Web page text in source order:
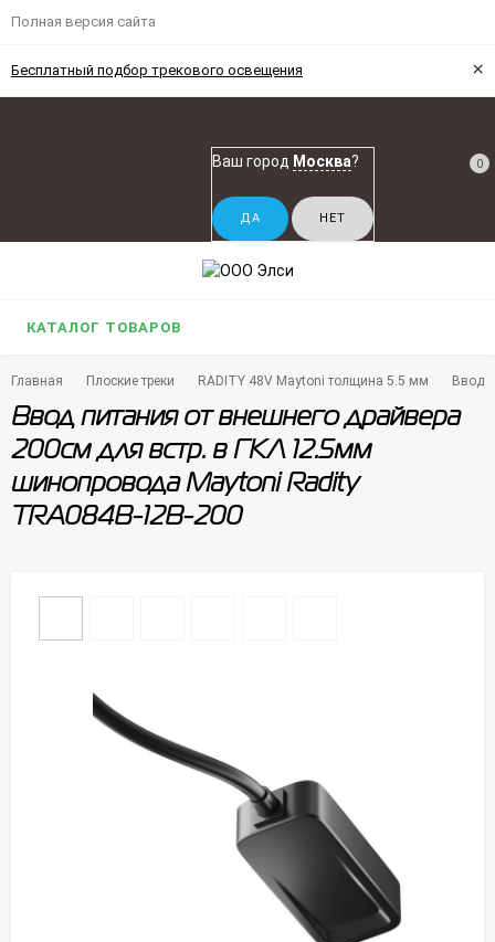
Полная версия сайта
Бесплатный подбор трекового освещения ×
Ваш город Москва? 0
КАТАЛОГ ТОВАРОВ
Главная Плоские треки RADITY 48V Maytoni толщина 5.5 мм Ввод
Ввод питания от внешнего драйвера
200см для встр. в ГКЛ 12.5мм
шинопровода Maytoni Radity
TRA084B-12B-200